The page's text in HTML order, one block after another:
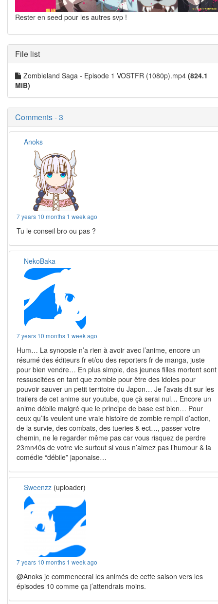
Rester en seed pour les autres svp !
File list
Zombieland Saga - Episode 1 VOSTFR (1080p).mp4 (824.1
MiB)
Comments - 3
Anoks
7 years 10 months 1 week ago
Tu le conseil bro ou pas ?
NekoBaka
7 years 10 months 1 week ago
Hum… La synopsie n’a rien à avoir avec l’anime, encore un
résumé des éditeurs fr et/ou des reporters fr de manga, juste
pour bien vendre… En plus simple, des jeunes filles mortent sont
ressuscitées en tant que zombie pour être des idoles pour
pouvoir sauver un petit territoire du Japon… Je l’avais dit sur les
trailers de cet anime sur youtube, que çà serai nul… Encore un
anime débile malgré que le principe de base est bien… Pour
ceux qu’ils veulent une vraie histoire de zombie rempli d’action,
de la survie, des combats, des tueries & ect…, passer votre
chemin, ne le regarder même pas car vous risquez de perdre
23mn40s de votre vie surtout si vous n’aimez pas l’humour & la
comédie “débile” japonaise…
Sweenzz (uploader)
7 years 10 months 1 week ago
@Anoks je commencerai les animés de cette saison vers les
épisodes 10 comme ça j’attendrais moins.